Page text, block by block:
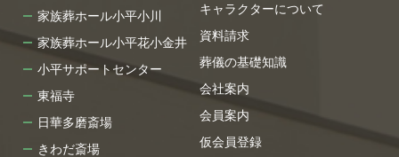
家族葬ホール小平小川
家族葬ホール小平花小金井
小平サポートセンター
東福寺
日華多磨斎場
きわだ斎場
キャラクターについて
資料請求
葬儀の基礎知識
会社案内
会員案内
仮会員登録